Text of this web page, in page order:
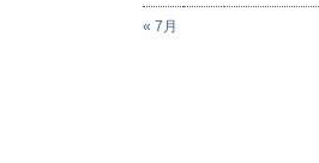
« 7月